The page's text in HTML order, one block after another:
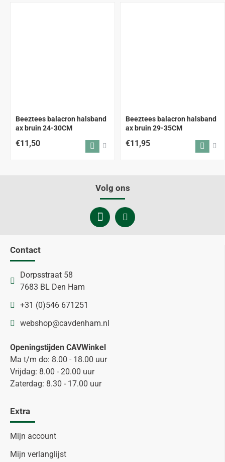
Beeztees balacron halsband
ax bruin 24-30CM
€11,50
Beeztees balacron halsband
ax bruin 29-35CM
€11,95
Volg ons
Contact
Dorpsstraat 58
7683 BL Den Ham
+31 (0)546 671251
webshop@cavdenham.nl
Openingstijden CAVWinkel
Ma t/m do: 8.00 - 18.00 uur
Vrijdag: 8.00 - 20.00 uur
Zaterdag: 8.30 - 17.00 uur
Extra
Mijn account
Mijn verlanglijst